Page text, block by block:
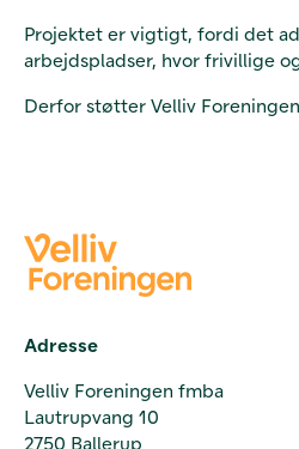
Projektet er vigtigt, fordi det
arbejdspladser, hvor frivillige
Derfor støtter Velliv
Adresse
Velliv Foreningen fmba
Lautrupvang 10
2750 Ballerup